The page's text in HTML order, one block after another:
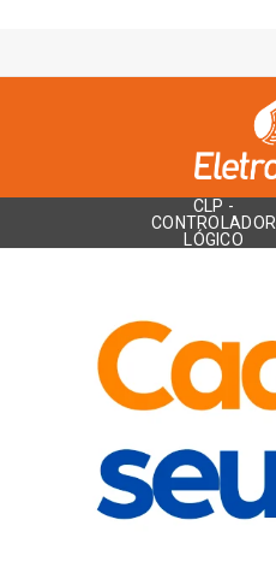
CLP -
CONTROLADOR
LÓGICO